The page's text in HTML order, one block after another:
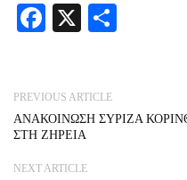
Facebook
X
PREVIOUS ARTICLE
ΑΝΑΚΟΙΝΩΣΗ ΣΥΡΙΖΑ
ΣΤΗ ΖΗΡΕΙΑ
NEXT ARTICLE